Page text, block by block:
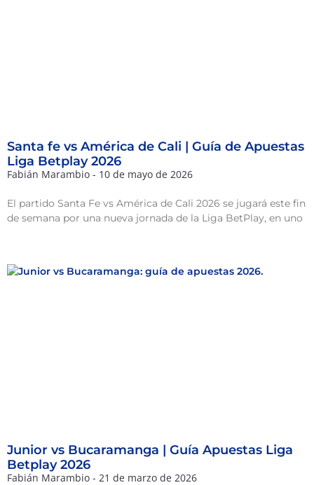
Santa fe vs América de Cali | Guía de Apuestas
Liga Betplay 2026
Fabián Marambio 10 de mayo de 2026
El partido Santa Fe vs América de Cali 2026 se jugará este fin
de semana por una nueva jornada de la Liga BetPlay, en uno
Junior vs Bucaramanga | Guía Apuestas Liga
Betplay 2026
Fabián Marambio 21 de marzo de 2026